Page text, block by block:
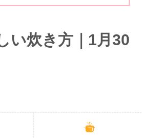
い炊き方｜1月30